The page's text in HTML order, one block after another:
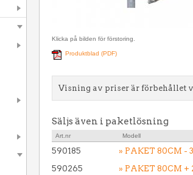
Klicka på bilden för förstoring.
Produktblad (PDF)
Visning av priser är förbehållet
Säljs även i paketlösning
Art.nr Modell
590185 » PAKET 80CM -
590265
» PAKET 80CM +